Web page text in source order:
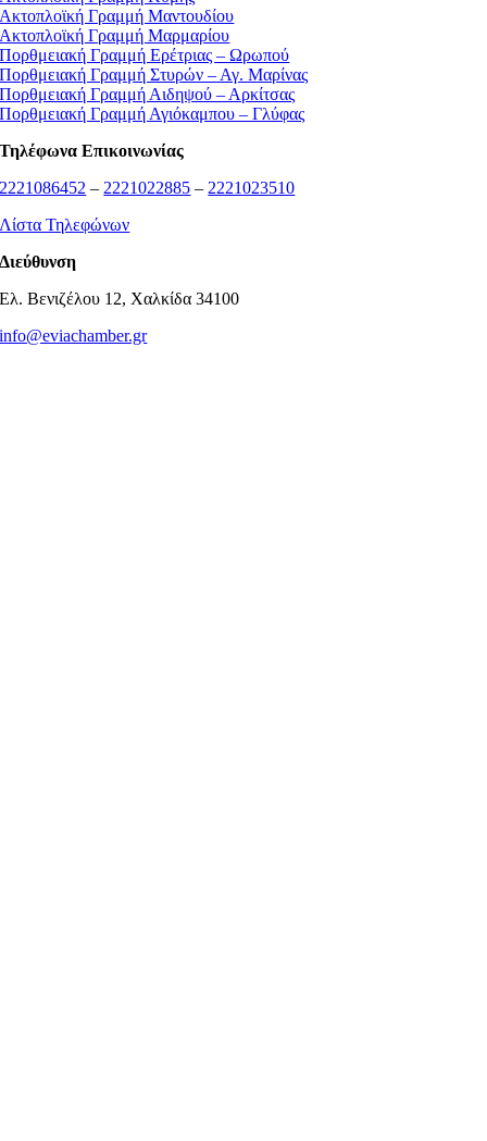
Ακτοπλοϊκή Γραμμή Μαντουδίου
Ακτοπλοϊκή Γραμμή Μαρμαρίου
Πορθμειακή Γραμμή Ερέτριας – Ωρωπού
Πορθμειακή Γραμμή Στυρών – Αγ. Μαρίνας
Πορθμειακή Γραμμή Αιδηψού – Αρκίτσας
Πορθμειακή Γραμμή Αγιόκαμπου – Γλύφας
Τηλέφωνα Επικοινωνίας
2221086452 – 2221022885 – 2221023510
Λίστα Τηλεφώνων
Διεύθυνση
Ελ. Βενιζέλου 12, Χαλκίδα 34100
info@eviachamber.gr